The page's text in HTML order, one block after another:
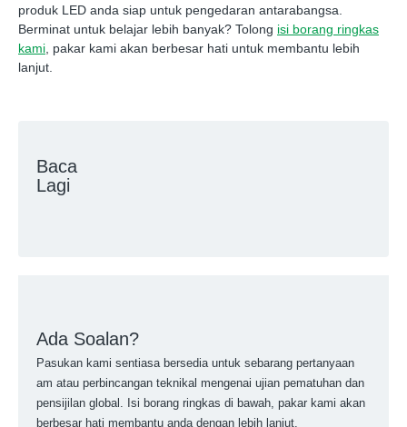
produk LED anda siap untuk pengedaran antarabangsa.
Berminat untuk belajar lebih banyak? Tolong isi borang ringkas
kami, pakar kami akan berbesar hati untuk membantu lebih
lanjut.
Baca
Lagi
Ada Soalan?
Pasukan kami sentiasa bersedia untuk sebarang pertanyaan
am atau perbincangan teknikal mengenai ujian pematuhan dan
pensijilan global. Isi borang ringkas di bawah, pakar kami akan
berbesar hati membantu anda dengan lebih lanjut.